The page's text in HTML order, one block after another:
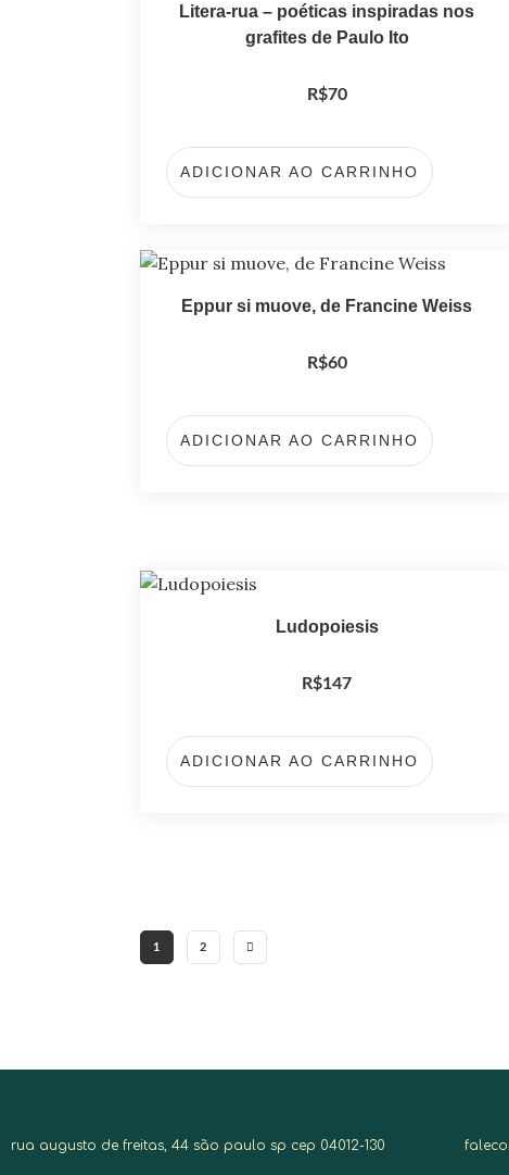
Litera-rua – poéticas inspiradas nos
grafites de Paulo Ito
R$70
ADICIONAR AO CARRINHO
Eppur si muove, de Francine Weiss
R$60
ADICIONAR AO CARRINHO
Ludopoiesis
R$147
ADICIONAR AO CARRINHO
1 2
rua augusto de freitas, 44 são paulo sp cep 04012-130